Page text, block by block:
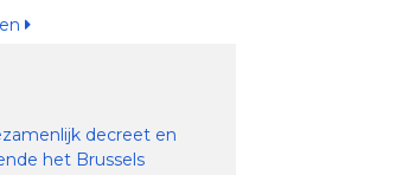
decreet en
het Brussels